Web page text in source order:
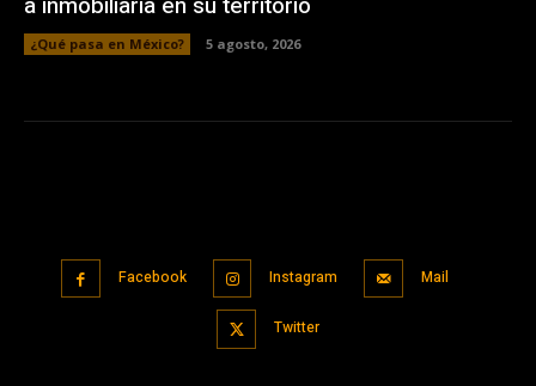
¿Qué pasa en México? 5 agosto, 2026
Facebook Instagram Mail
Twitter